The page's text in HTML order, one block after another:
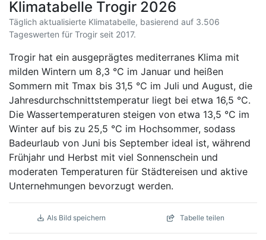
Klimatabelle Trogir 2026
Täglich aktualisierte Klimatabelle, basierend auf 3.506
Tageswerten für Trogir seit 2017.
Trogir hat ein ausgeprägtes mediterranes Klima mit
milden Wintern um 8,3 °C im Januar und heißen
Sommern mit Tmax bis 31,5 °C im Juli und August, die
Jahresdurchschnittstemperatur liegt bei etwa 16,5 °C.
Die Wassertemperaturen steigen von etwa 13,5 °C im
Winter auf bis zu 25,5 °C im Hochsommer, sodass
Badeurlaub von Juni bis September ideal ist, während
Frühjahr und Herbst mit viel Sonnenschein und
moderaten Temperaturen für Städtereisen und aktive
Unternehmungen bevorzugt werden.
Als Bild speichern Tabelle teilen